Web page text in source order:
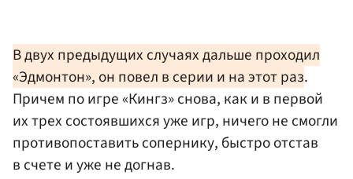
В двух предыдущих случаях дальше проходил
«Эдмонтон», он повел в серии и на этот раз.
Причем по игре «Кингз» снова, как и в первой
их трех состоявшихся уже игр, ничего не смогли
противопоставить сопернику, быстро отстав
в счете и уже не догнав.